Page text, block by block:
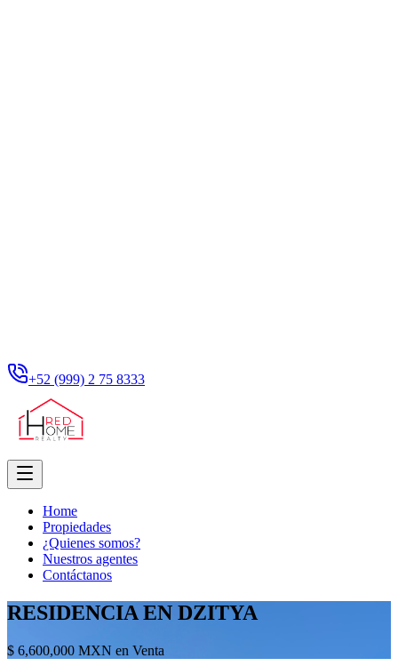
+52 (999) 2 75 8333
Home
Propiedades
¿Quienes somos?
Nuestros agentes
Contáctanos
RESIDENCIA EN DZITYA
$ 6,600,000 MXN en Venta